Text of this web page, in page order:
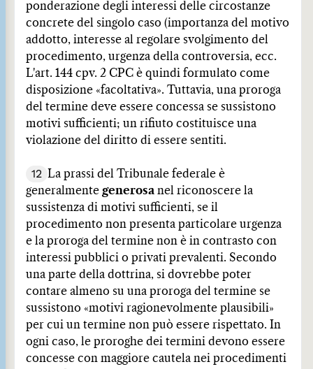
ponderazione degli interessi delle circostanze
concrete del singolo caso (importanza del motivo
addotto, interesse al regolare svolgimento del
procedimento, urgenza della controversia, ecc.
L'art. 144 cpv. 2 CPC è quindi formulato come
disposizione «facoltativa». Tuttavia, una proroga
del termine deve essere concessa se sussistono
motivi sufficienti; un rifiuto costituisce una
violazione del diritto di essere sentiti.
12
La prassi del Tribunale federale è
generalmente generosa nel riconoscere la
sussistenza di motivi sufficienti, se il
procedimento non presenta particolare urgenza
e la proroga del termine non è in contrasto con
interessi pubblici o privati prevalenti. Secondo
una parte della dottrina, si dovrebbe poter
contare almeno su una proroga del termine se
sussistono «motivi ragionevolmente plausibili»
per cui un termine non può essere rispettato. In
ogni caso, le proroghe dei termini devono essere
concesse con maggiore cautela nei procedimenti